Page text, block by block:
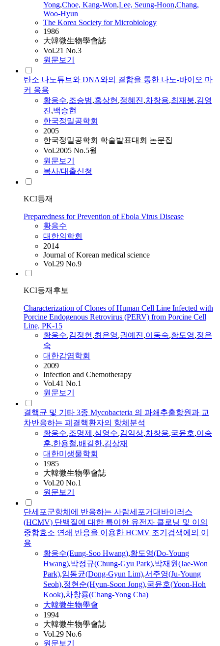
Yong,Choe, Kang-Won,Lee, Seung-Hoon,Chang,
Woo-Hyun
The Korea Society for Microbiology
1986
大韓微生物學會誌
Vol.21 No.3
원문보기
탄소 나노튜브와 DNA와의 결합을 통한 나노-바이오 마
커 응용
황응수,조승범,홍상현,정혜진,차창용,최재붕,김영
진,백승현
한국정밀공학회
2005
한국정밀공학회 학술발표대회 논문집
Vol.2005 No.5월
원문보기
복사/대출신청
KCI등재
Preparedness for Prevention of Ebola Virus Disease
황응수
대한의학회
2014
Journal of Korean medical science
Vol.29 No.9
KCI등재후보
Characterization of Clones of Human Cell Line Infected with
Porcine Endogenous Retrovirus (PERV) from Porcine Cell
Line, PK-15
황응수,김정헌,최은영,권예진,이동숙,황도영,정은
숙
대한감염학회
2009
Infection and Chemotherapy
Vol.41 No.1
원문보기
결핵균 및 기타 3종 Mycobacteria 의 파쇄추출항원과 교
차반응하는 폐결핵환자의 항체분석
황응수,조명제 ,심영수,김익상,차창용,국윤호,이승
훈,한용철,배길한,김상재
대한미생물학회
1985
大韓微生物學會誌
Vol.20 No.1
원문보기
단세포군항체에 반응하는 사람세포거대바이러스
(HCMV) 단백질에 대한 특이한 유전자 클로닝 및 이의
중합효소 연쇄 반응을 이용한 HCMV 조기검색에의 이
용
황응수(Eung-Soo Hwang),황도영(Do-Young
Hwang),박정규(Chung-Gyu Park),박재원(Jae-Won
Park),임동균(Dong-Gyun Lim),서주영(Ju-Young
Seoh),정현순(Hyun-Soon Jong),국윤호(Yoon-Hoh
Kook),차창룡(Chang-Yong Cha)
大韓微生物學會
1994
大韓微生物學會誌
Vol.29 No.6
원문보기